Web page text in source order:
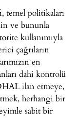
temel politikaları
ve bununla
kullanımıyla
çağrıların
en
dahi kontrolü
ilan etmeye,
herhangi bir
sabit bir